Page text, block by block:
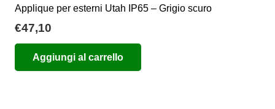
Applique per esterni Utah IP65 – Grigio scuro
€47,10
Aggiungi al carrello